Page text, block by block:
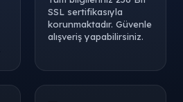
SSL sertifikasıyla
korunmaktadır. Güvenle
alışveriş yapabilirsiniz.